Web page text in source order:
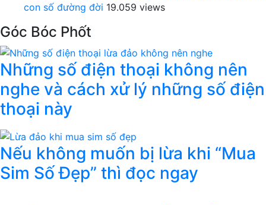
con số đường đời 19.059 views
Góc Bóc Phốt
Những số điện thoại không nên
nghe và cách xử lý những số điện
thoại này
Nếu không muốn bị lừa khi “Mua
Sim Số Đẹp” thì đọc ngay